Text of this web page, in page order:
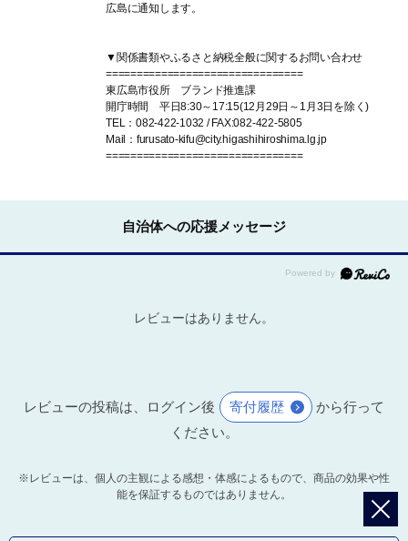
広島に通知します。
▼関係書類やふるさと納税全般に関するお問い合わせ
================================
東広島市役所 ブランド推進課
開庁時間 平日8:30～17:15(12月29日～1月3日を除く)
TEL：082-422-1032 / FAX:082-422-5805
Mail：furusato-kifu@city.higashihiroshima.lg.jp
================================
自治体への応援メッセージ
レビューはありません。
レビューの投稿は、ログイン後 寄付履歴
から行って
ください。
※レビューは、個人の主観による感想・体感によるもので、商品の効果や性
能を保証するものではありません。